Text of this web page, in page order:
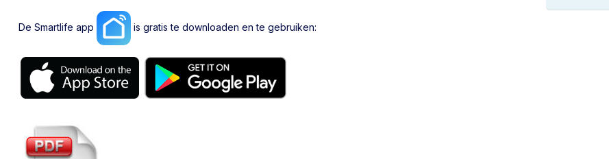
De Smartlife app is gratis te downloaden en te gebruiken: